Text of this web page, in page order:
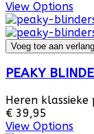
View Options
Voeg toe aan
PEAKY
Heren
€ 39,95
View Options